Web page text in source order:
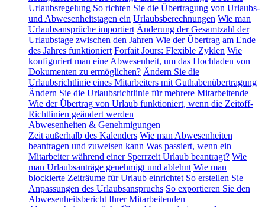
Urlaubsregelung So richten Sie die Übertragung von Urlaubs-
und Abwesenheitstagen ein Urlaubsberechnungen Wie man
Urlaubsansprüche importiert Änderung der Gesamtzahl der
Urlaubstage zwischen den Jahren Wie der Übertrag am Ende
des Jahres funktioniert Forfait Jours: Flexible Zyklen Wie
konfiguriert man eine Abwesenheit, um das Hochladen von
Dokumenten zu ermöglichen? Ändern Sie die
Urlaubsrichtlinie eines Mitarbeiters mit Guthabenübertragung
Ändern Sie die Urlaubsrichtlinie für mehrere Mitarbeitende
Wie der Übertrag von Urlaub funktioniert, wenn die Zeitoff-
Richtlinien geändert werden
Abwesenheiten & Genehmigungen
Zeit außerhalb des Kalenders Wie man Abwesenheiten
beantragen und zuweisen kann Was passiert, wenn ein
Mitarbeiter während einer Sperrzeit Urlaub beantragt? Wie
man Urlaubsanträge genehmigt und ablehnt Wie man
blockierte Zeiträume für Urlaub einrichtet So erstellen Sie
Anpassungen des Urlaubsanspruchs So exportieren Sie den
Abwesenheitsbericht Ihrer Mitarbeitenden